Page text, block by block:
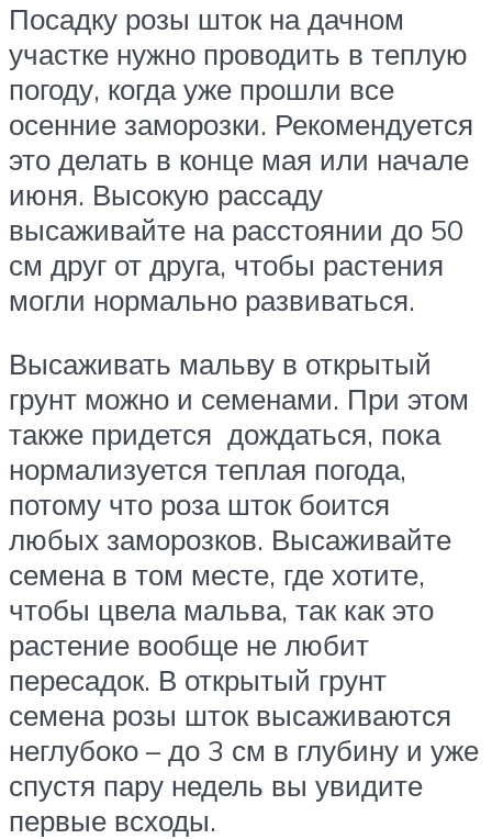
Посадку розы шток на дачном
участке нужно проводить в теплую
погоду, когда уже прошли все
осенние заморозки. Рекомендуется
это делать в конце мая или начале
июня. Высокую рассаду
высаживайте на расстоянии до 50
см друг от друга, чтобы растения
могли нормально развиваться.
Высаживать мальву в открытый
грунт можно и семенами. При этом
также придется дождаться, пока
нормализуется теплая погода,
потому что роза шток боится
любых заморозков. Высаживайте
семена в том месте, где хотите,
чтобы цвела мальва, так как это
растение вообще не любит
пересадок. В открытый грунт
семена розы шток высаживаются
неглубоко – до 3 см в глубину и уже
спустя пару недель вы увидите
первые всходы.